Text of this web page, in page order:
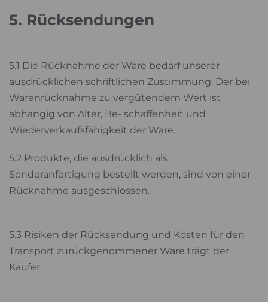
5. Rücksendungen
5.1 Die Rücknahme der Ware bedarf unserer
ausdrücklichen schriftlichen Zustimmung. Der bei
Warenrücknahme zu vergütendem Wert ist
abhängig von Alter, Be- schaffenheit und
Wiederverkaufsfähigkeit der Ware.
5.2 Produkte, die ausdrücklich als
Sonderanfertigung bestellt werden, sind von einer
Rücknahme ausgeschlossen.
5.3 Risiken der Rücksendung und Kosten für den
Transport zurückgenommener Ware trägt der
Käufer.